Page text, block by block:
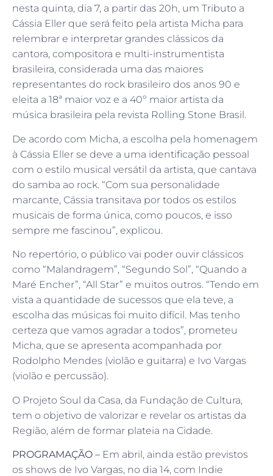
nesta quinta, dia 7, a partir das 20h, um Tributo a
Cássia Eller que será feito pela artista Micha para
relembrar e interpretar grandes clássicos da
cantora, compositora e multi-instrumentista
brasileira, considerada uma das maiores
representantes do rock brasileiro dos anos 90 e
eleita a 18ª maior voz e a 40º maior artista da
música brasileira pela revista Rolling Stone Brasil.
De acordo com Micha, a escolha pela homenagem
à Cássia Eller se deve a uma identificação pessoal
com o estilo musical versátil da artista, que cantava
do samba ao rock. “Com sua personalidade
marcante, Cássia transitava por todos os estilos
musicais de forma única, como poucos, e isso
sempre me fascinou”, explicou.
No repertório, o público vai poder ouvir clássicos
como “Malandragem”, “Segundo Sol”, “Quando a
Maré Encher”, “All Star” e muitos outros. “Tendo em
vista a quantidade de sucessos que ela teve, a
escolha das músicas foi muito difícil. Mas tenho
certeza que vamos agradar a todos”, prometeu
Micha, que se apresenta acompanhada por
Rodolpho Mendes (violão e guitarra) e Ivo Vargas
(violão e percussão).
O Projeto Soul da Casa, da Fundação de Cultura,
tem o objetivo de valorizar e revelar os artistas da
Região, além de formar plateia na Cidade.
PROGRAMAÇÃO – Em abril, ainda estão previstos
os shows de Ivo Vargas, no dia 14, com Indie